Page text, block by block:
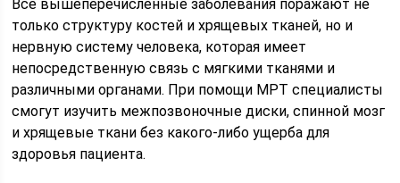
Все вышеперечисленные заболевания поражают не
только структуру костей и хрящевых тканей, но и
нервную систему человека, которая имеет
непосредственную связь с мягкими тканями и
различными органами. При помощи МРТ специалисты
смогут изучить межпозвоночные диски, спинной мозг
и хрящевые ткани без какого-либо ущерба для
здоровья пациента.